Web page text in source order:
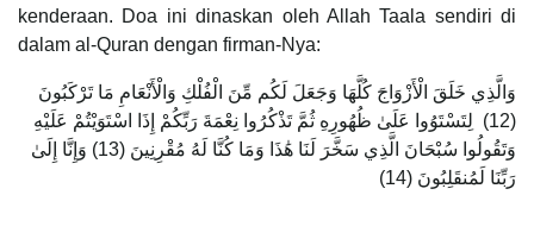
kenderaan. Doa ini dinaskan oleh Allah Taala sendiri di
dalam al-Quran dengan firman-Nya:
وَالَّذِي خَلَقَ الْأَزْوَاجَ كُلَّهَا وَجَعَلَ لَكُم مِّنَ الْفُلْكِ وَالْأَنْعَامِ مَا تَرْكَبُونَ
(12) لِتَسْتَوُوا عَلَىٰ ظُهُورِهِ ثُمَّ تَذْكُرُوا نِعْمَةَ رَبِّكُمْ إِذَا اسْتَوَيْتُمْ عَلَيْهِ
وَتَقُولُوا سُبْحَانَ الَّذِي سَخَّرَ لَنَا هَٰذَا وَمَا كُنَّا لَهُ مُقْرِنِينَ (13) وَإِنَّا إِلَىٰ
رَبِّنَا لَمُنقَلِبُونَ (14)